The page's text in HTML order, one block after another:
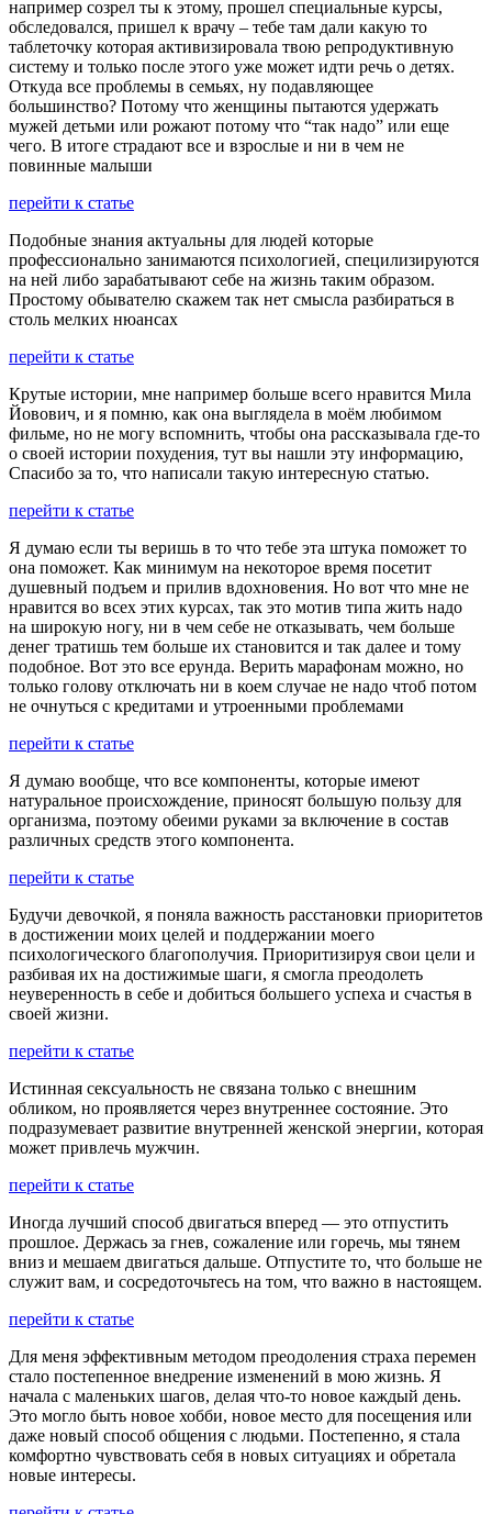
например созрел ты к этому, прошел специальные курсы,
обследовался, пришел к врачу – тебе там дали какую то
таблеточку которая активизировала твою репродуктивную
систему и только после этого уже может идти речь о детях.
Откуда все проблемы в семьях, ну подавляющее
большинство? Потому что женщины пытаются удержать
мужей детьми или рожают потому что “так надо” или еще
чего. В итоге страдают все и взрослые и ни в чем не
повинные малыши
перейти к статье
Подобные знания актуальны для людей которые
профессионально занимаются психологией, специлизируются
на ней либо зарабатывают себе на жизнь таким образом.
Простому обывателю скажем так нет смысла разбираться в
столь мелких нюансах
перейти к статье
Крутые истории, мне например больше всего нравится Мила
Йовович, и я помню, как она выглядела в моём любимом
фильме, но не могу вспомнить, чтобы она рассказывала где-то
о своей истории похудения, тут вы нашли эту информацию,
Спасибо за то, что написали такую интересную статью.
перейти к статье
Я думаю если ты веришь в то что тебе эта штука поможет то
она поможет. Как минимум на некоторое время посетит
душевный подъем и прилив вдохновения. Но вот что мне не
нравится во всех этих курсах, так это мотив типа жить надо
на широкую ногу, ни в чем себе не отказывать, чем больше
денег тратишь тем больше их становится и так далее и тому
подобное. Вот это все ерунда. Верить марафонам можно, но
только голову отключать ни в коем случае не надо чтоб потом
не очнуться с кредитами и утроенными проблемами
перейти к статье
Я думаю вообще, что все компоненты, которые имеют
натуральное происхождение, приносят большую пользу для
организма, поэтому обеими руками за включение в состав
различных средств этого компонента.
перейти к статье
Будучи девочкой, я поняла важность расстановки приоритетов
в достижении моих целей и поддержании моего
психологического благополучия. Приоритизируя свои цели и
разбивая их на достижимые шаги, я смогла преодолеть
неуверенность в себе и добиться большего успеха и счастья в
своей жизни.
перейти к статье
Истинная сексуальность не связана только с внешним
обликом, но проявляется через внутреннее состояние. Это
подразумевает развитие внутренней женской энергии, которая
может привлечь мужчин.
перейти к статье
Иногда лучший способ двигаться вперед — это отпустить
прошлое. Держась за гнев, сожаление или горечь, мы тянем
вниз и мешаем двигаться дальше. Отпустите то, что больше не
служит вам, и сосредоточьтесь на том, что важно в настоящем.
перейти к статье
Для меня эффективным методом преодоления страха перемен
стало постепенное внедрение изменений в мою жизнь. Я
начала с маленьких шагов, делая что-то новое каждый день.
Это могло быть новое хобби, новое место для посещения или
даже новый способ общения с людьми. Постепенно, я стала
комфортно чувствовать себя в новых ситуациях и обретала
новые интересы.